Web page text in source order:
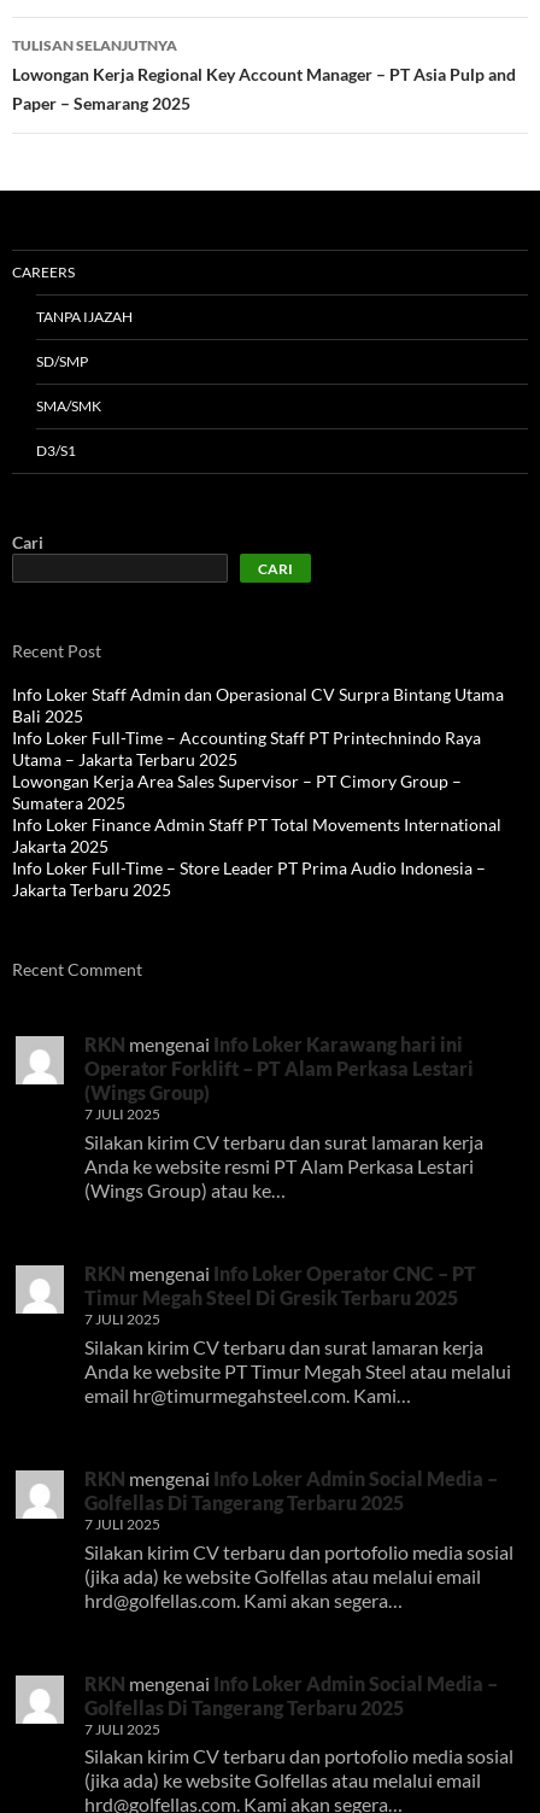
TULISAN SELANJUTNYA
Lowongan Kerja Regional Key Account Manager – PT Asia Pulp and
Paper – Semarang 2025
CAREERS
TANPA IJAZAH
SD/SMP
SMA/SMK
D3/S1
Cari
CARI
Recent Post
Info Loker Staff Admin dan Operasional CV Surpra Bintang Utama
Bali 2025
Info Loker Full-Time – Accounting Staff PT Printechnindo Raya
Utama – Jakarta Terbaru 2025
Lowongan Kerja Area Sales Supervisor – PT Cimory Group –
Sumatera 2025
Info Loker Finance Admin Staff PT Total Movements International
Jakarta 2025
Info Loker Full-Time – Store Leader PT Prima Audio Indonesia –
Jakarta Terbaru 2025
Recent Comment
RKN mengenai Info Loker Karawang hari ini
Operator Forklift – PT Alam Perkasa Lestari
(Wings Group)
7 JULI 2025
Silakan kirim CV terbaru dan surat lamaran kerja
Anda ke website resmi PT Alam Perkasa Lestari
(Wings Group) atau ke…
RKN mengenai Info Loker Operator CNC – PT
Timur Megah Steel Di Gresik Terbaru 2025
7 JULI 2025
Silakan kirim CV terbaru dan surat lamaran kerja
Anda ke website PT Timur Megah Steel atau melalui
email hr@timurmegahsteel.com. Kami…
RKN mengenai Info Loker Admin Social Media –
Golfellas Di Tangerang Terbaru 2025
7 JULI 2025
Silakan kirim CV terbaru dan portofolio media sosial
(jika ada) ke website Golfellas atau melalui email
hrd@golfellas.com . Kami akan segera…
RKN mengenai Info Loker Admin Social Media –
Golfellas Di Tangerang Terbaru 2025
7 JULI 2025
Silakan kirim CV terbaru dan portofolio media sosial
(jika ada) ke website Golfellas atau melalui email
hrd@golfellas.com. Kami akan segera…